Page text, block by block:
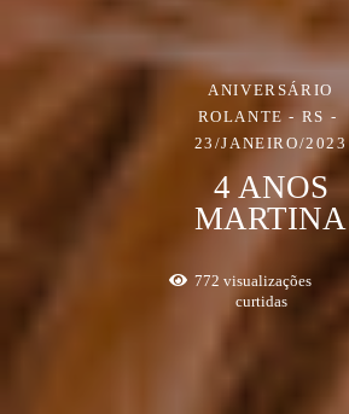
ANIVERSÁRIO
ROLANTE - RS
23/JANEIRO/2023
4 ANOS
MARTINA
772 visualizações
curtidas